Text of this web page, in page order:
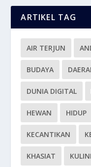
ARTIKEL TAG
AIR TERJUN
BUDAYA
DUNIA DIGITAL
HEWAN HIDUP
KECANTIKAN
KHASIAT